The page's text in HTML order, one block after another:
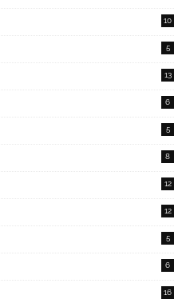
10
5
13
6
5
8
12
12
5
6
16